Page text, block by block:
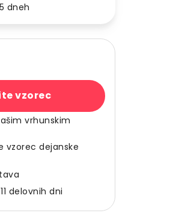
dneh
vzorec
vrhunskim
vzorec dejanske
delovnih dni